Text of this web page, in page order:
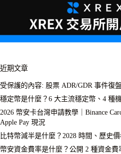
近期文章
受保護的內容: 股票 ADR/GDR 事件復
穩定幣是什麼？6 大主流穩定幣、4 種
2026 幣安卡台灣申請教學｜Binance
Apple Pay 現況
比特幣減半是什麼？2028 時間、歷史
幣安資金費率是什麼？公開 2 種資金費